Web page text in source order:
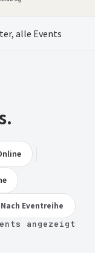
alle Events
Nach Eventreihe
angezeigt